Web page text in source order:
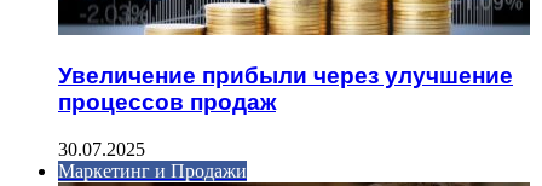
Увеличение прибыли через улучшение
процессов продаж
30.07.2025
Маркетинг и Продажи